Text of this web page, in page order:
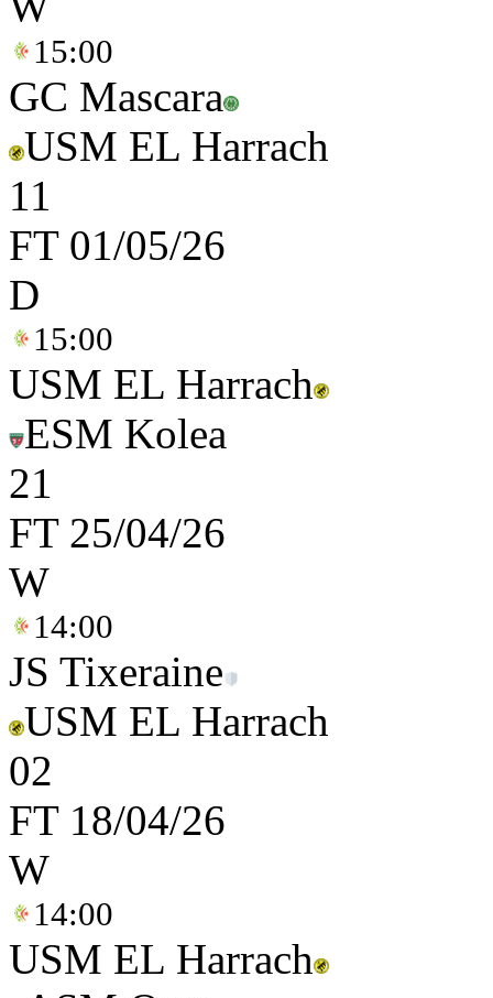
15:00
GC Mascara
USM EL Harrach
11
FT 01/05/26
D
15:00
USM EL Harrach
ESM Kolea
21
FT 25/04/26
W
14:00
JS Tixeraine
USM EL Harrach
02
FT 18/04/26
W
14:00
USM EL Harrach